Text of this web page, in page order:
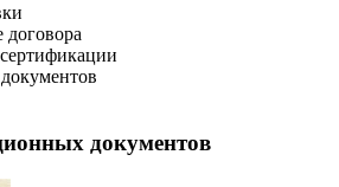
договора
документов